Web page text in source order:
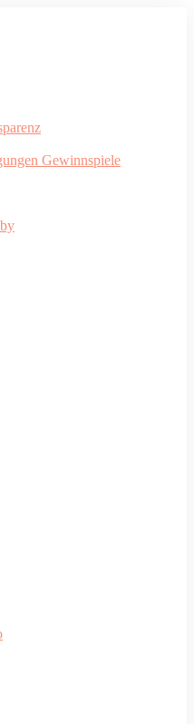
Gewinnspiele